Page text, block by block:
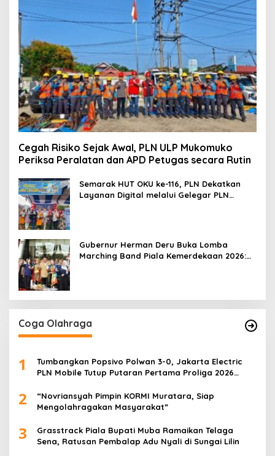
Cegah Risiko Sejak Awal, PLN ULP Mukomuko
Periksa Peralatan dan APD Petugas secara Rutin
Semarak HUT OKU ke-116, PLN Dekatkan
Layanan Digital melalui Gelegar PLN
Gubernur Herman Deru Buka Lomba
Marching Band Piala Kemerdekaan 2026:
Coga Olahraga
1
Tumbangkan Popsivo Polwan 3-0, Jakarta Electric
PLN Mobile Tutup Putaran Pertama Proliga 2026
2
“Novriansyah Pimpin KORMI Muratara, Siap
Mengolahragakan Masyarakat”
3
Grasstrack Piala Bupati Muba Ramaikan Telaga
Sena, Ratusan Pembalap Adu Nyali di Sungai Lilin